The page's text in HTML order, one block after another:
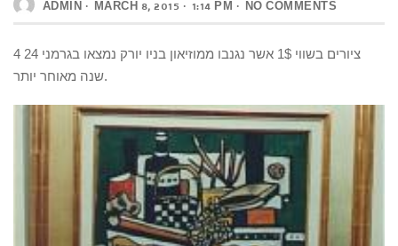
שנה מאוחר יותר
ADMIN MARCH 8, 2015 1:14 PM NO COMMENTS
4 ציורים בשווי 1$ אשר נגנבו ממוזיאון בניו יורק נמצאו בגרמני 24
שנה מאוחר יותר.